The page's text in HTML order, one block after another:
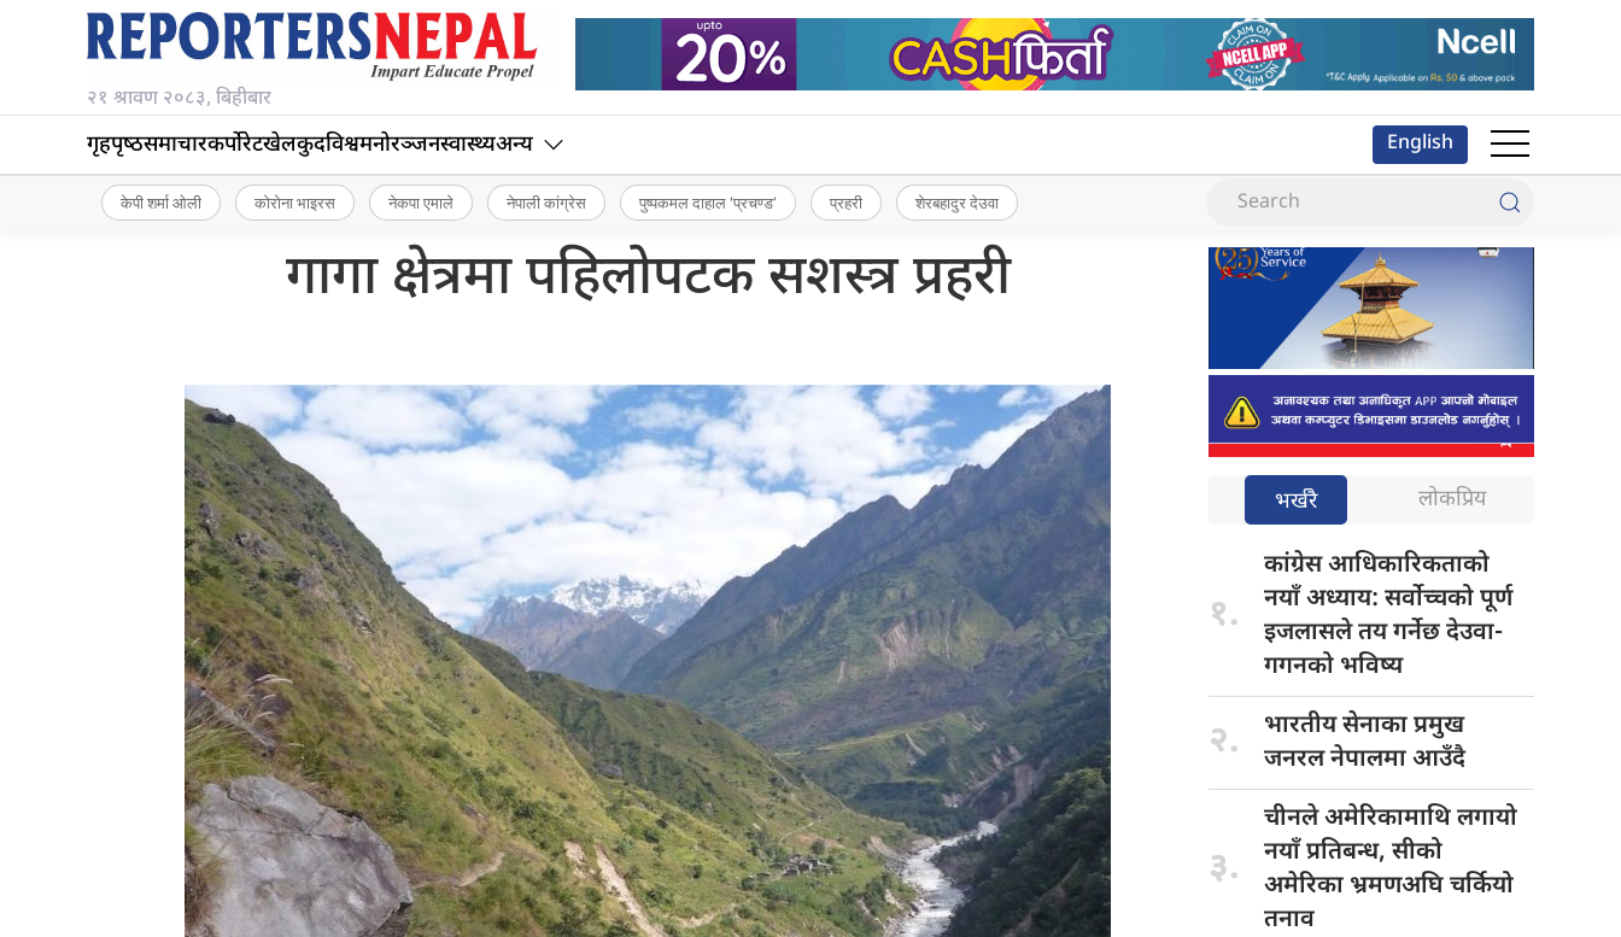
२१ श्रावण २०८३, बिहीबार
गृहपृष्‍ठसमाचारकर्पोरेटखेलकुदविश्वमनोरञ्जनस्वास्थ्यअन्य English
केपी शर्मा ओली कोरोना भाइरस नेकपा एमाले नेपाली कांग्रेस पुष्पकमल दाहाल ‘प्रचण्ड’ प्रहरी शेरबहादुर देउवा
गागा क्षेत्रमा पहिलोपटक सशस्त्र प्रहरी
भर्खरै लोकप्रिय
१.
कांग्रेस आधिकारिकताको
नयाँ अध्याय: सर्वोच्चको पूर्ण
इजलासले तय गर्नेछ देउवा-
गगनको भविष्य
२. भारतीय सेनाकाप्रमुख
जनरल नेपालमा आउँदै
३.
चीनले अमेरिकामाथिलगायो
नयाँ प्रतिबन्ध, सीको
अमेरिका भ्रमणअघि चर्कियो
तनाव